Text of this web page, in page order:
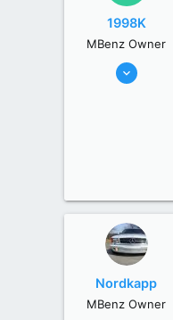
1998K
MBenz Owner
12/10/06
Nordkapp
MBenz Owner